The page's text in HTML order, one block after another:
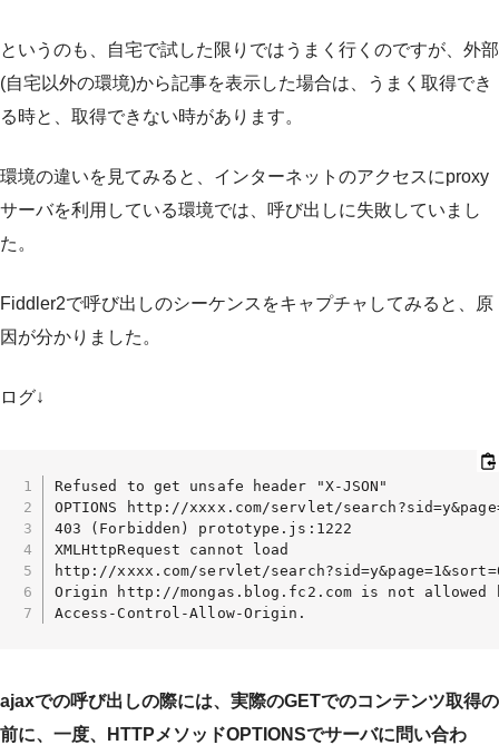
というのも、自宅で試した限りではうまく行くのですが、外部
(自宅以外の環境)から記事を表示した場合は、うまく取得でき
る時と、取得できない時があります。
環境の違いを見てみると、インターネットのアクセスにproxy
サーバを利用している環境では、呼び出しに失敗していまし
た。
Fiddler2で呼び出しのシーケンスをキャプチャしてみると、原
因が分かりました。
ログ↓
Refused to get unsafe header "X-JSON"
OPTIONS http://xxxx.com/servlet/
403 (Forbidden) prototype.js:1222
XMLHttpRequest cannot load
http://xxxx.com/servlet/
Origin http://mongas.blog.fc2.com is not allowed
Access-Control-Allow-Origin.
ajaxでの呼び出しの際には、実際のGETでのコンテンツ取得の
前に、一度、HTTPメソッドOPTIONSでサーバに問い合わ